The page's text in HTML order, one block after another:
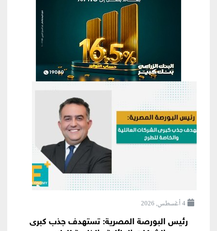
4 أغسطس, 2026
رئيس البورصة المصرية: تستهدف جذب كبرى